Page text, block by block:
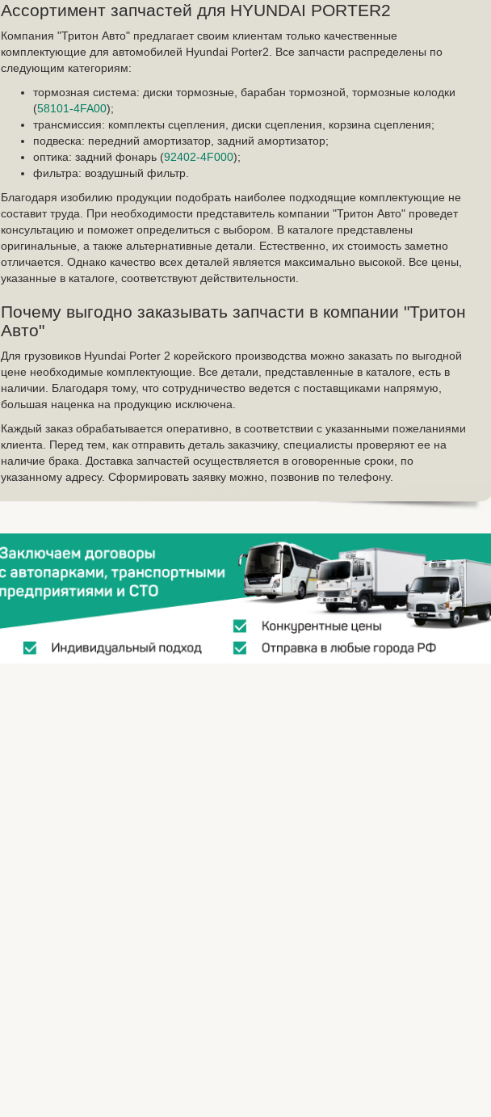
Ассортимент запчастей для HYUNDAI PORTER2
Компания "Тритон Авто" предлагает своим клиентам только качественные
комплектующие для автомобилей Hyundai Porter2. Все запчасти распределены по
следующим категориям:
тормозная система: диски тормозные, барабан тормозной, тормозные колодки
(58101-4FA00);
трансмиссия: комплекты сцепления, диски сцепления, корзина сцепления;
подвеска: передний амортизатор, задний амортизатор;
оптика: задний фонарь (92402-4F000);
фильтра: воздушный фильтр.
Благодаря изобилию продукции подобрать наиболее подходящие комплектующие не
составит труда. При необходимости представитель компании "Тритон Авто" проведет
консультацию и поможет определиться с выбором. В каталоге представлены
оригинальные, а также альтернативные детали. Естественно, их стоимость заметно
отличается. Однако качество всех деталей является максимально высокой. Все цены,
указанные в каталоге, соответствуют действительности.
Почему выгодно заказывать запчасти в компании "Тритон
Авто"
Для грузовиков Hyundai Porter 2 корейского производства можно заказать по выгодной
цене необходимые комплектующие. Все детали, представленные в каталоге, есть в
наличии. Благодаря тому, что сотрудничество ведется с поставщиками напрямую,
большая наценка на продукцию исключена.
Каждый заказ обрабатывается оперативно, в соответствии с указанными пожеланиями
клиента. Перед тем, как отправить деталь заказчику, специалисты проверяют ее на
наличие брака. Доставка запчастей осуществляется в оговоренные сроки, по
указанному адресу. Сформировать заявку можно, позвонив по телефону.